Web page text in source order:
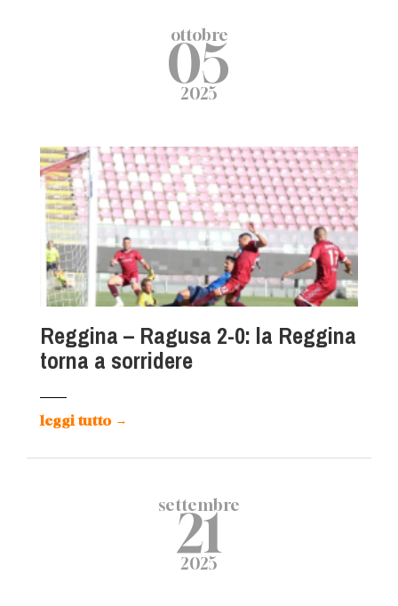
ottobre
05
2025
Reggina – Ragusa 2-0: la Reggina
torna a sorridere
leggi tutto →
settembre
21
2025